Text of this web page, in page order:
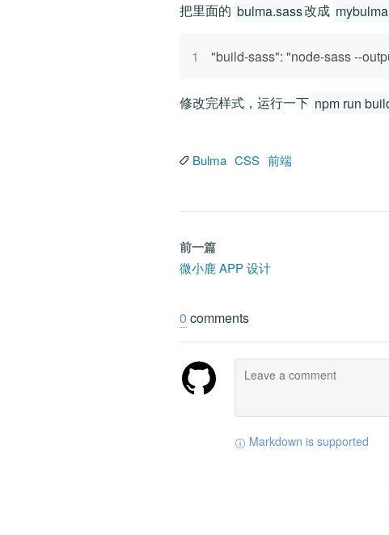
把里面的 bulma.sass改成
1 "build-sass": "node-sass --
修改完样式，运行一下 npm run
Bulma CSS 前端
前一篇
微小鹿 APP 设计
0 comments
Markdown is supported